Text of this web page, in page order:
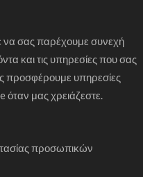
να σας παρέχουμε συνεχή
και τις υπηρεσίες που σας
προσφέρουμε υπηρεσίες
μας χρειάζεστε.
προσωπικών